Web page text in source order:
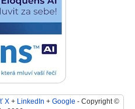
X+ LinkedIn + Google - Copyright ©